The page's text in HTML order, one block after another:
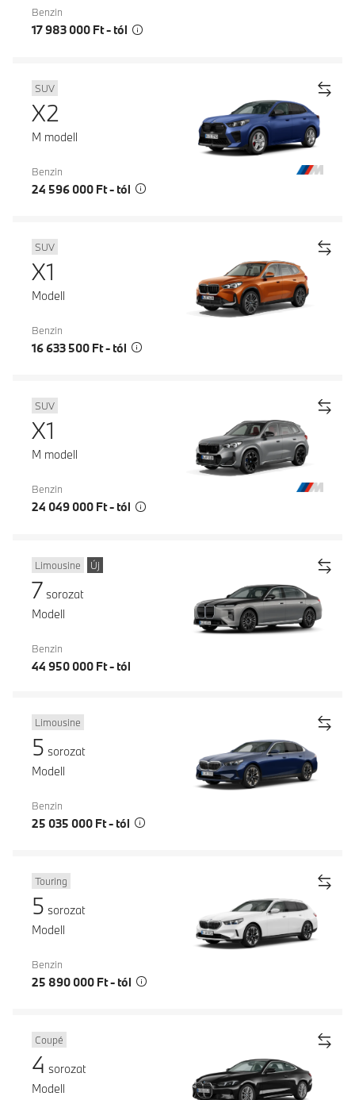
Benzin
17 983 000 Ft - tól
SUV
X2
M modell
Benzin
24 596 000 Ft - tól
SUV
X1
Modell
Benzin
16 633 500 Ft - tól
SUV
X1
M modell
Benzin
24 049 000 Ft - tól
Limousine Új
7 sorozat
Modell
Benzin
44 950 000 Ft - tól
Limousine
5 sorozat
Modell
Benzin
25 035 000 Ft - tól
Touring
5 sorozat
Modell
Benzin
25 890 000 Ft - tól
Coupé
4 sorozat
Modell